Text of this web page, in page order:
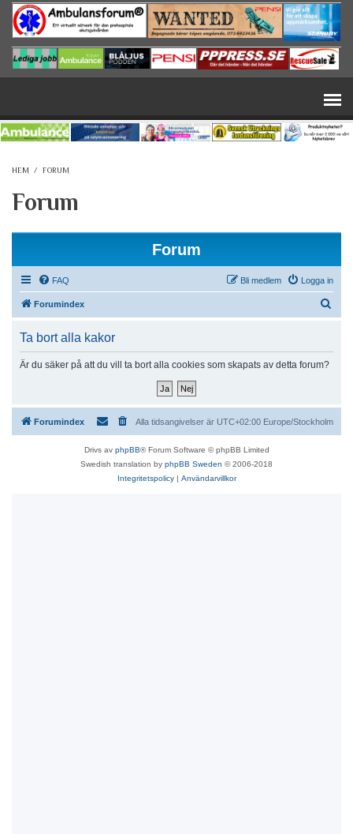
Hoppa till huvudinnehåll
HEM / FORUM
Forum